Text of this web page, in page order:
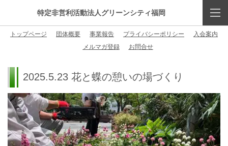
特定非営利活動法人グリーンシティ福岡
トップページ 団体概要 事業報告 プライバシーポリシー
入会案内
メルマガ登録
お問合せ
2025.5.23 花と蝶の憩いの場づくり